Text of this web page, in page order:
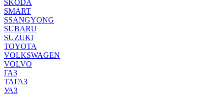
SKODA
SMART
SSANGYONG
SUBARU
SUZUKI
TOYOTA
VOLKSWAGEN
VOLVO
ГАЗ
ТАГАЗ
УАЗ